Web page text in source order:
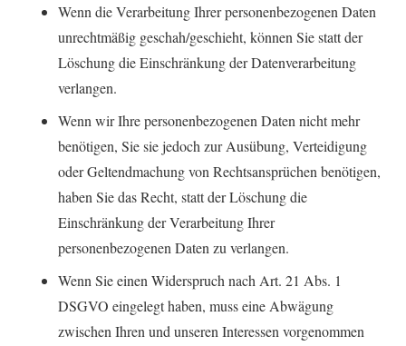
Wenn die Verarbeitung Ihrer personenbezogenen Daten
unrechtmäßig geschah/geschieht, können Sie statt der
Löschung die Einschränkung der Datenverarbeitung
verlangen.
Wenn wir Ihre personenbezogenen Daten nicht mehr
benötigen, Sie sie jedoch zur Ausübung, Verteidigung
oder Geltendmachung von Rechtsansprüchen benötigen,
haben Sie das Recht, statt der Löschung die
Einschränkung der Verarbeitung Ihrer
personenbezogenen Daten zu verlangen.
Wenn Sie einen Widerspruch nach Art. 21 Abs. 1
DSGVO eingelegt haben, muss eine Abwägung
zwischen Ihren und unseren Interessen vorgenommen